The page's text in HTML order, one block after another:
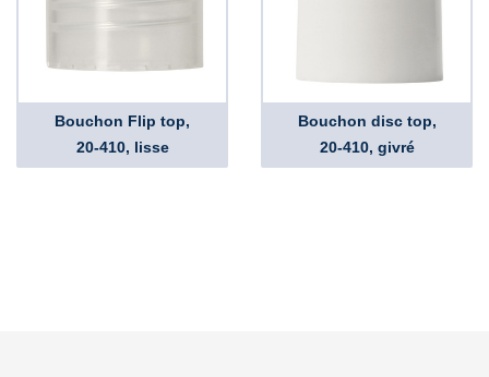
Bouchon Flip top,
20-410, lisse
Bouchon disc top,
20-410, givré